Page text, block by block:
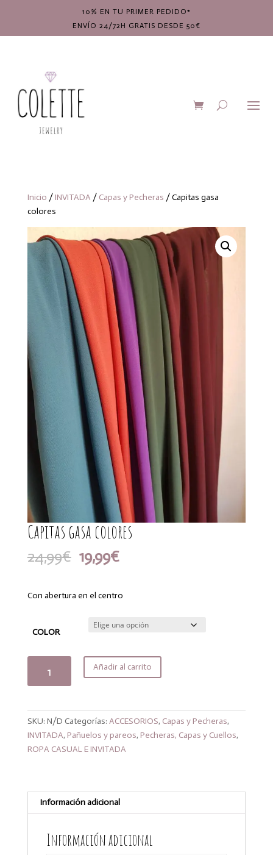
10% EN TU PRIMER PEDIDO*
ENVÍO 24/72H GRATIS DESDE 50€
Inicio / INVITADA / Capas y Pecheras / Capitas gasa
colores
Capitas gasa colores
24,99€ El
precio
era:
19,99€El
es:
Con abertura en el centro
COLOR
Añadir al carrito
SKU: N/D Categorías: ACCESORIOS, Capas y Pecheras,
INVITADA, Pañuelos y pareos, Pecheras, Capas y Cuellos,
ROPA CASUAL E INVITADA
Información adicional
Información adicional